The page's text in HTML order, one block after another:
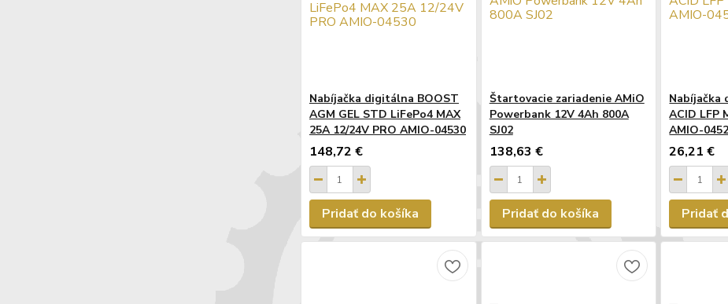
Nabíjačka digitálna BOOST
AGM GEL STD LiFePo4 MAX
25A 12/24V PRO AMIO-04530
148,72 €
Pridať do košíka
Štartovacie zariadenie AMiO
Powerbank 12V 4Ah 800A
SJ02
138,63 €
Pridať do košíka
Nabíjačka
ACID LFP
AMIO-
26,21 €
Pridať